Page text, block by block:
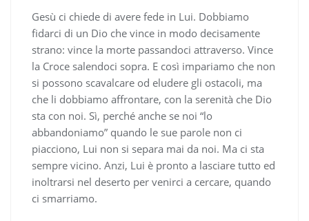
Gesù ci chiede di avere fede in Lui. Dobbiamo
fidarci di un Dio che vince in modo decisamente
strano: vince la morte passandoci attraverso. Vince
la Croce salendoci sopra. E così impariamo che non
si possono scavalcare od eludere gli ostacoli, ma
che li dobbiamo affrontare, con la serenità che Dio
sta con noi. Sì, perché anche se noi “lo
abbandoniamo” quando le sue parole non ci
piacciono, Lui non si separa mai da noi. Ma ci sta
sempre vicino. Anzi, Lui è pronto a lasciare tutto ed
inoltrarsi nel deserto per venirci a cercare, quando
ci smarriamo.